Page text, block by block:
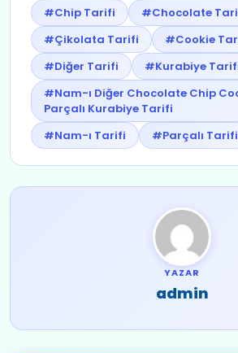
#Chip Tarifi
#Chocolate
#Çikolata Tarifi
#Cookie
#Diğer Tarifi
#Kurabiye
#Nam-ı Diğer Chocolate Chip
Parçalı Kurabiye Tarifi
#Nam-ı Tarifi
#Parçalı Tarifi
YAZAR
admin